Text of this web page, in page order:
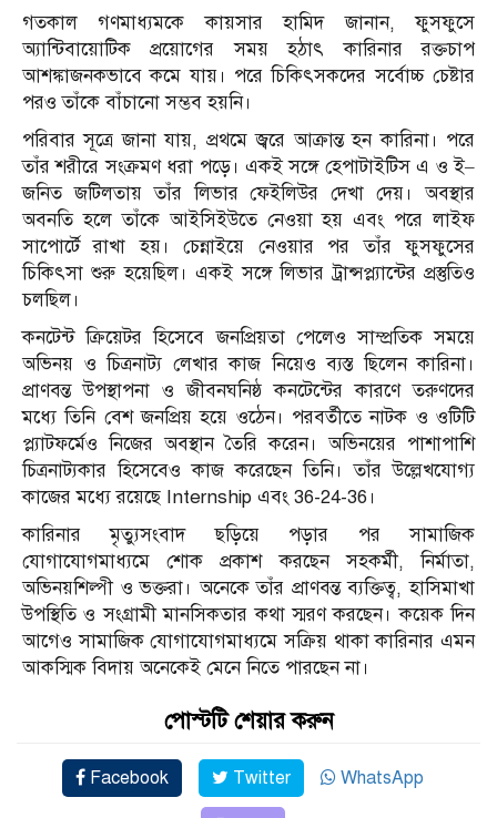
গতকাল গণমাধ্যমকে কায়সার হামিদ জানান, ফুসফুসে
অ্যান্টিবায়োটিক প্রয়োগের সময় হঠাৎ কারিনার রক্তচাপ
আশঙ্কাজনকভাবে কমে যায়। পরে চিকিৎসকদের সর্বোচ্চ চেষ্টার
পরও তাঁকে বাঁচানো সম্ভব হয়নি।
পরিবার সূত্রে জানা যায়, প্রথমে জ্বরে আক্রান্ত হন কারিনা। পরে
তাঁর শরীরে সংক্রমণ ধরা পড়ে। একই সঙ্গে হেপাটাইটিস এ ও ই–
জনিত জটিলতায় তাঁর লিভার ফেইলিউর দেখা দেয়। অবস্থার
অবনতি হলে তাঁকে আইসিইউতে নেওয়া হয় এবং পরে লাইফ
সাপোর্টে রাখা হয়। চেন্নাইয়ে নেওয়ার পর তাঁর ফুসফুসের
চিকিৎসা শুরু হয়েছিল। একই সঙ্গে লিভার ট্রান্সপ্ল্যান্টের প্রস্তুতিও
চলছিল।
কনটেন্ট ক্রিয়েটর হিসেবে জনপ্রিয়তা পেলেও সাম্প্রতিক সময়ে
অভিনয় ও চিত্রনাট্য লেখার কাজ নিয়েও ব্যস্ত ছিলেন কারিনা।
প্রাণবন্ত উপস্থাপনা ও জীবনঘনিষ্ঠ কনটেন্টের কারণে তরুণদের
মধ্যে তিনি বেশ জনপ্রিয় হয়ে ওঠেন। পরবর্তীতে নাটক ও ওটিটি
প্ল্যাটফর্মেও নিজের অবস্থান তৈরি করেন। অভিনয়ের পাশাপাশি
চিত্রনাট্যকার হিসেবেও কাজ করেছেন তিনি। তাঁর উল্লেখযোগ্য
কাজের মধ্যে রয়েছে Internship এবং 36-24-36।
কারিনার মৃত্যুসংবাদ ছড়িয়ে পড়ার পর সামাজিক
যোগাযোগমাধ্যমে শোক প্রকাশ করছেন সহকর্মী, নির্মাতা,
অভিনয়শিল্পী ও ভক্তরা। অনেকে তাঁর প্রাণবন্ত ব্যক্তিত্ব, হাসিমাখা
উপস্থিতি ও সংগ্রামী মানসিকতার কথা স্মরণ করছেন। কয়েক দিন
আগেও সামাজিক যোগাযোগমাধ্যমে সক্রিয় থাকা কারিনার এমন
আকস্মিক বিদায় অনেকেই মেনে নিতে পারছেন না।
পোস্টটি শেয়ার করুন
Facebook Twitter WhatsApp